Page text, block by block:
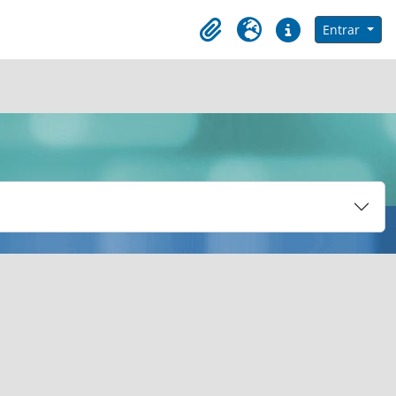
Clipboard
Idioma Ligações rápidas
Entrar